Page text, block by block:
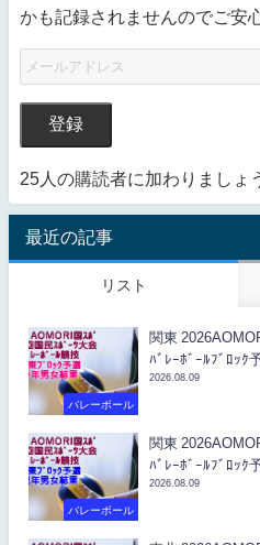
かも記録されませんのでご安
登録
25人の購読者に加わりましょ
最近の記事
リスト
バレーボール
関東
ﾊﾞﾚｰﾎﾞｰﾙﾌﾞﾛｯｸ
2026.08.09
バレーボール
関東
ﾊﾞﾚｰﾎﾞｰﾙﾌﾞﾛｯｸ
2026.08.09